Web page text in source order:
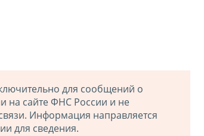
для сообщений о
на сайте ФНС России и не
Информация направляется
для сведения.